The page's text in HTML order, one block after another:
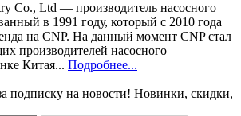
Со., Ltd — производитель насосного
в 1991 году, который с 2010 года
на CNP. На данный момент CNP стал
производителей насосного
Китая... Подробнее...
подписку на новости! Новинки, скидки,